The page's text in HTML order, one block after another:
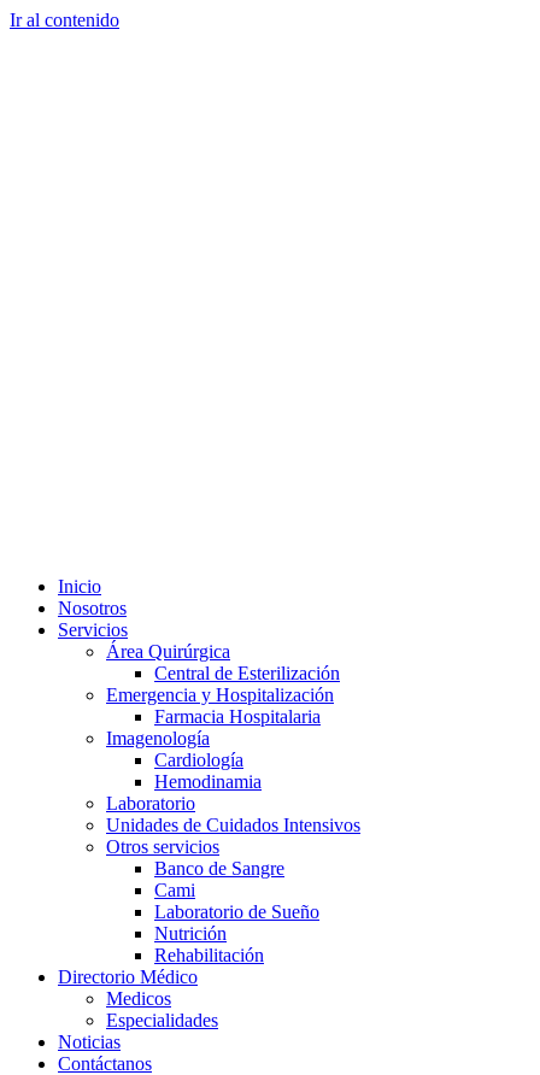
Ir al contenido
Inicio
Nosotros
Servicios
Área Quirúrgica
Central de Esterilización
Emergencia y Hospitalización
Farmacia Hospitalaria
Imagenología
Cardiología
Hemodinamia
Laboratorio
Unidades de Cuidados Intensivos
Otros servicios
Banco de Sangre
Cami
Laboratorio de Sueño
Nutrición
Rehabilitación
Directorio Médico
Medicos
Especialidades
Noticias
Contáctanos